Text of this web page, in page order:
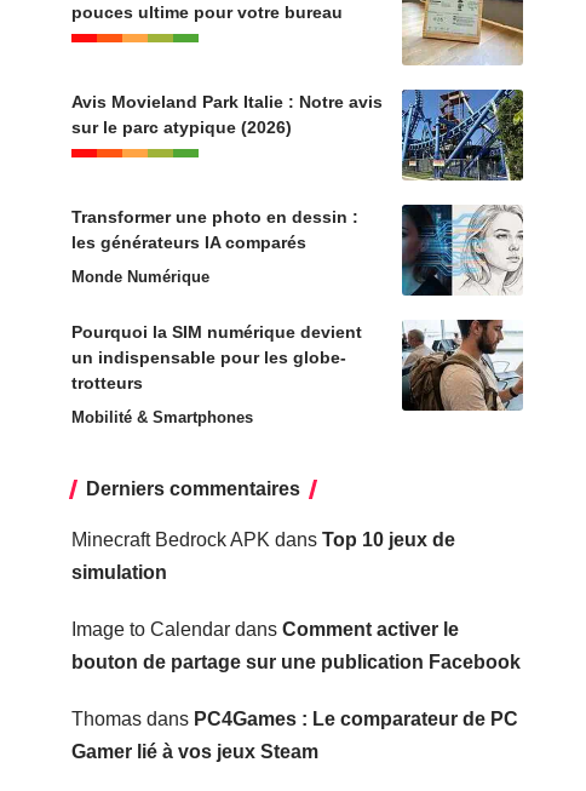
pouces ultime pour votre bureau
Avis Movieland Park Italie : Notre avis
sur le parc atypique (2026)
Transformer une photo en dessin :
les générateurs IA comparés
Monde Numérique
Pourquoi la SIM numérique devient
un indispensable pour les globe-
trotteurs
Mobilité & Smartphones
Derniers commentaires
Minecraft Bedrock APK dans Top 10 jeux de
simulation
Image to Calendardans Comment activer le
bouton de partage sur une publication Facebook
Thomasdans PC4Games : Le comparateur de PC
Gamer lié à vos jeux Steam